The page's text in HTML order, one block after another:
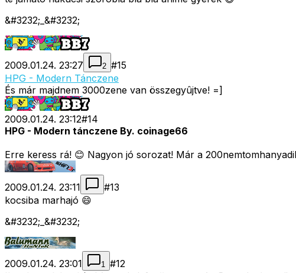
&#3232;_&#3232;
2009.01.24. 23:27 2 #15
HPG - Modern Tánczene
És már majdnem 3000zene van összegyûjtve! =]
2009.01.24. 23:12#14
HPG - Modern tánczene By. coinage66
Erre keress rá! 😊 Nagyon jó sorozat! Már a
2009.01.24. 23:11 #13
kocsiba marhajó 😄
&#3232;_&#3232;
2009.01.24. 23:01 1 #12